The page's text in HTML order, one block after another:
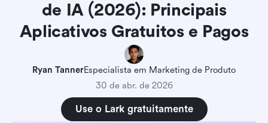
de IA (2026): Principais
Aplicativos Gratuitos e Pagos
Ryan TannerEspecialista em Marketing de Produto
30 de abr. de 2026
Use o Lark gratuitamente